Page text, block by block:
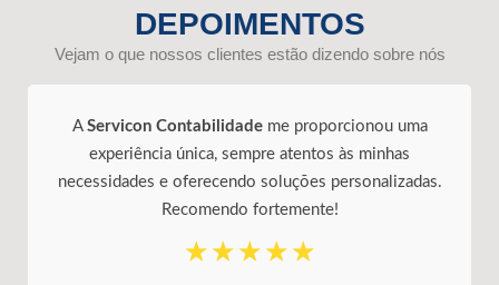
DEPOIMENTOS
Vejam o que nossos clientes estão dizendo sobre nós
A Servicon Contabilidademe proporcionou uma
experiência única, sempre atentos às minhas
necessidades e oferecendo soluções personalizadas.
Recomendo fortemente!
☆ ☆ ☆ ☆ ☆